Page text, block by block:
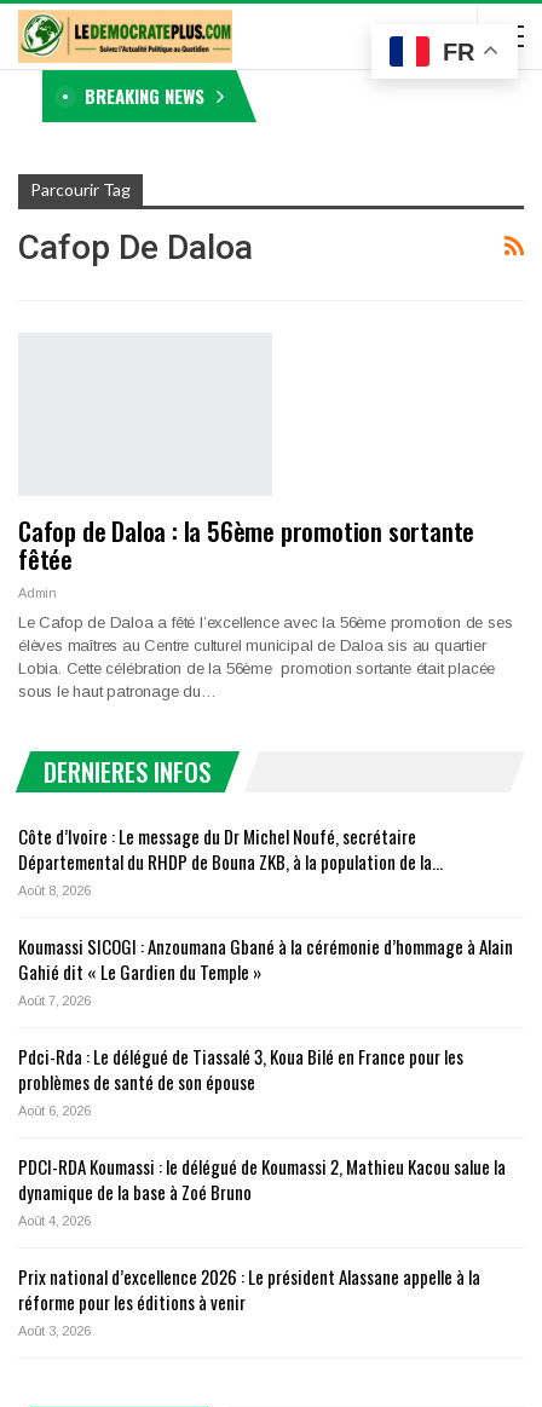
BREAKING NEWS
Parcourir Tag
Cafop De Daloa
Cafop de Daloa : la 56ème promotion sortante
fêtée
Admin
Le Cafop de Daloa a fêté l’excellence avec la 56ème promotion de ses
élèves maîtres au Centre culturel municipal de Daloa sis au quartier
Lobia. Cette célébration de la 56ème promotion sortante était placée
sous le haut patronage du…
DERNIERES INFOS
Côte d’Ivoire : Le message du Dr Michel Noufé, secrétaire
Départemental du RHDP de Bouna ZKB, à la population de la…
Août 8, 2026
Koumassi SICOGI : Anzoumana Gbané à la cérémonie d’hommage à Alain
Gahié dit « Le Gardien du Temple »
Août 7, 2026
Pdci-Rda : Le délégué de Tiassalé 3, Koua Bilé en France pour les
problèmes de santé de son épouse
Août 6, 2026
PDCI-RDA Koumassi : le délégué de Koumassi 2, Mathieu Kacou salue la
dynamique de la base à Zoé Bruno
Août 4, 2026
Prix national d’excellence 2026 : Le président Alassane appelle à la
réforme pour les éditions à venir
Août 3, 2026
FR